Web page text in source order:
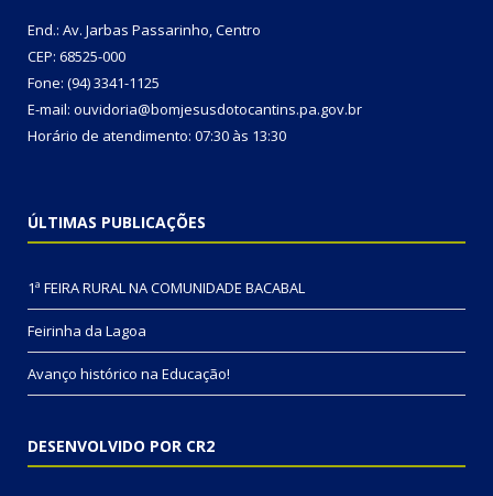
End.: Av. Jarbas Passarinho, Centro
CEP: 68525-000
Fone: (94) 3341-1125
E-mail: ouvidoria@bomjesusdotocantins.pa.gov.br
Horário de atendimento: 07:30 às 13:30
ÚLTIMAS PUBLICAÇÕES
1ª FEIRA RURAL NA COMUNIDADE BACABAL
Feirinha da Lagoa
Avanço histórico na Educação!
DESENVOLVIDO POR CR2